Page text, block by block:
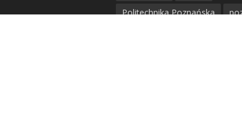
Politechnika Poznańska